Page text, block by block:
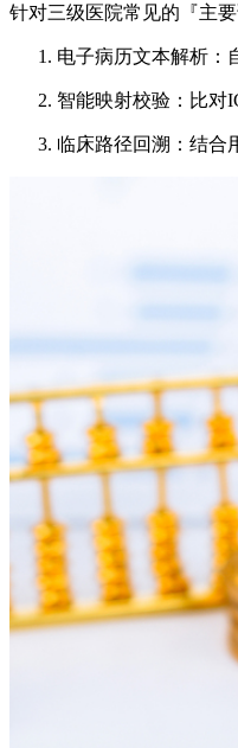
针对三级医院常见的『主
电子病历文本解析：
智能映射校验：比对
临床路径回溯：结合